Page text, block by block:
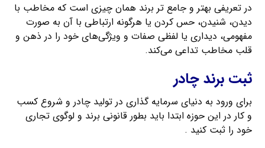
در تعریفی بهتر و جامع تر برند همان چیزی است که مخاطب با
دیدن، شنیدن، حس کردن یا هرگونه ارتباطی با آن به صورت
مفهومی، دیداری یا لفظی صفات و ویژگی‌های خود را در ذهن و
قلب مخاطب تداعی می‌کند.
ثبت برند چادر
برای ورود به دنیای سرمایه گذاری در تولید چادر و شروع کسب
و کار در این حوزه ابتدا باید بطور قانونی برند و لوگوی تجاری
خود را ثبت کنید .